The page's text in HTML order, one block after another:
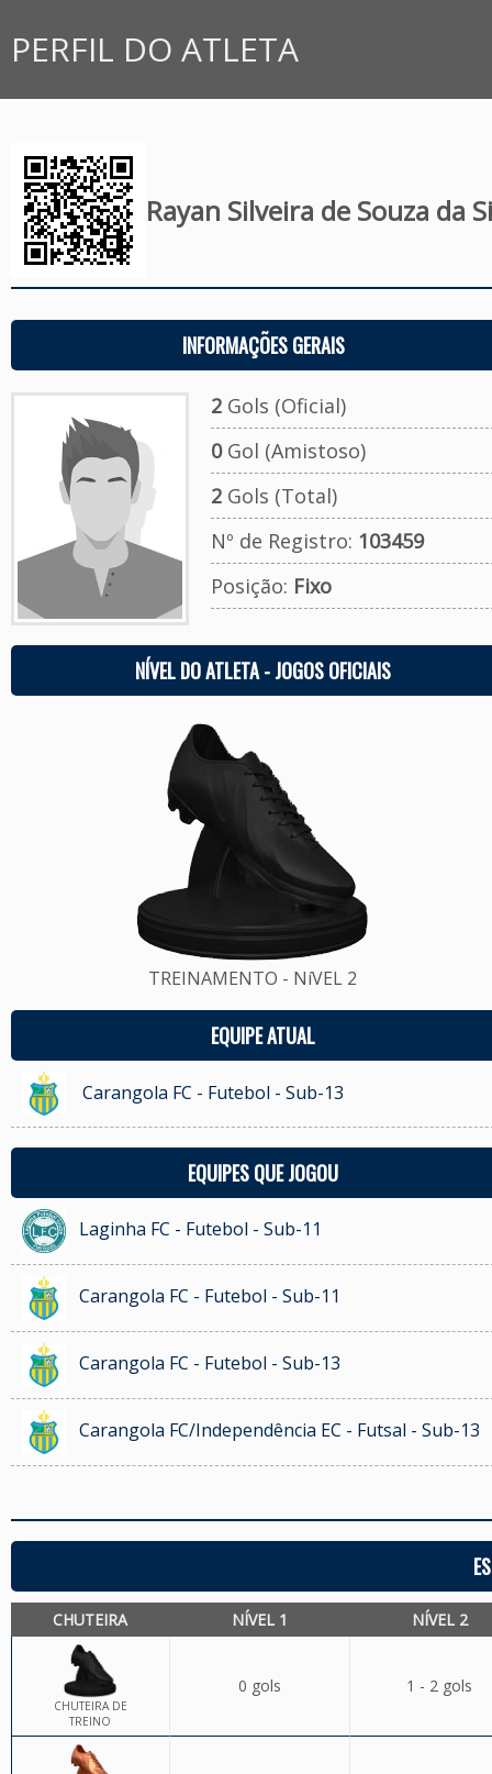
PERFIL DO ATLETA
Rayan Silveira de Souza da
INFORMAÇÕES GERAIS
2Gols (Oficial)
0Gol (Amistoso)
2Gols (Total)
Nº de Registro: 103459
Posição: Fixo
NÍVEL DO ATLETA - JOGOS OFICIAIS
TREINAMENTO - NíVEL 2
EQUIPE ATUAL
Carangola FC - Futebol - Sub-13
EQUIPES QUE JOGOU
Laginha FC - Futebol - Sub-11
Carangola FC - Futebol - Sub-11
Carangola FC - Futebol - Sub-13
Carangola FC/Independência EC - Futsal - Sub-13
CHUTEIRA NÍVEL 1 NÍVEL 2
CHUTEIRA DE
TREINO
0 gols 1 - 2 gols